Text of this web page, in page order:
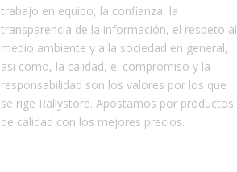
trabajo en equipo, la confianza, la
transparencia de la información, el respeto al
medio ambiente y a la sociedad en general,
así como, la calidad, el compromiso y la
responsabilidad son los valores por los que
se rige Rallystore. Apostamos por productos
de calidad con los mejores precios.